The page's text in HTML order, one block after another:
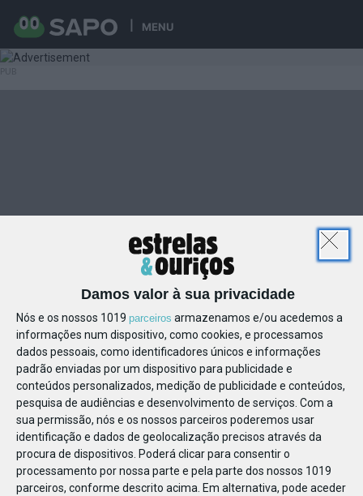
MENU
Damos valor à sua privacidade
Nós e os nossos 1019 parceiros armazenamos e/ou acedemos a
informações num dispositivo, como cookies, e processamos
dados pessoais, como identificadores únicos e informações
padrão enviadas por um dispositivo para publicidade e
conteúdos personalizados, medição de publicidade e conteúdos,
pesquisa de audiências e desenvolvimento de serviços. Com a
sua permissão, nós e os nossos parceiros poderemos usar
identificação e dados de geolocalização precisos através da
procura de dispositivos. Poderá clicar para consentir o
processamento por nossa parte e pela parte dos nossos 1019
parceiros, conforme descrito acima. Em alternativa, pode aceder